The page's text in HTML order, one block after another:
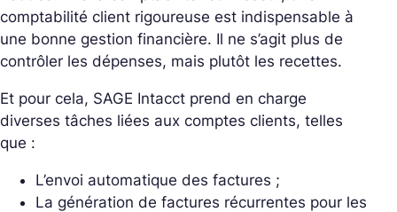
comptabilité client rigoureuse est indispensable à
une bonne gestion financière. Il ne s’agit plus de
contrôler les dépenses, mais plutôt les recettes.
Et pour cela, SAGE Intacct prend en charge
diverses tâches liées aux comptes clients, telles
que :
L’envoi automatique des factures ;
La génération de factures récurrentes pour les